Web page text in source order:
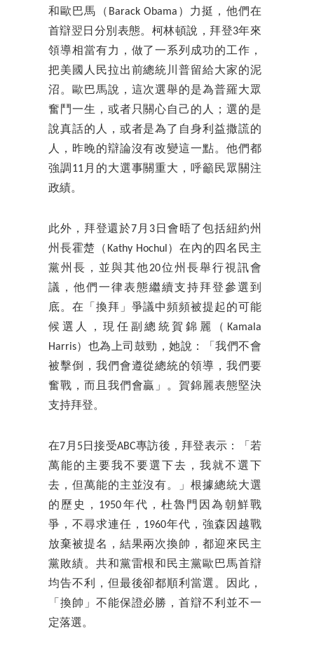
和歐巴馬（Barack Obama）力挺，他們在
首辯翌日分別表態。柯林頓說，拜登3年來
領導相當有力，做了一系列成功的工作，
把美國人民拉出前總統川普留給大家的泥
沼。歐巴馬說，這次選舉的是為普羅大眾
奮鬥一生，或者只關心自己的人；選的是
說真話的人，或者是為了自身利益撒謊的
人，昨晚的辯論沒有改變這一點。他們都
強調11月的大選事關重大，呼籲民眾關注
政績。
此外，拜登還於7月3日會晤了包括紐約州
州長霍楚（Kathy Hochul）在內的四名民主
黨州長，並與其他20位州長舉行視訊會
議，他們一律表態繼續支持拜登參選到
底。在「換拜」爭議中頻頻被提起的可能
候選人，現任副總統賀錦麗（Kamala
Harris）也為上司鼓勁，她說：「我們不會
被擊倒，我們會遵從總統的領導，我們要
奮戰，而且我們會贏」。賀錦麗表態堅決
支持拜登。
在7月5日接受ABC專訪後，拜登表示：「若
萬能的主要我不要選下去，我就不選下
去，但萬能的主並沒有。」根據總統大選
的歷史，1950年代，杜魯門因為朝鮮戰
爭，不尋求連任，1960年代，強森因越戰
放棄被提名，結果兩次換帥，都迎來民主
黨敗績。共和黨雷根和民主黨歐巴馬首辯
均告不利，但最後卻都順利當選。因此，
「換帥」不能保證必勝，首辯不利並不一
定落選。